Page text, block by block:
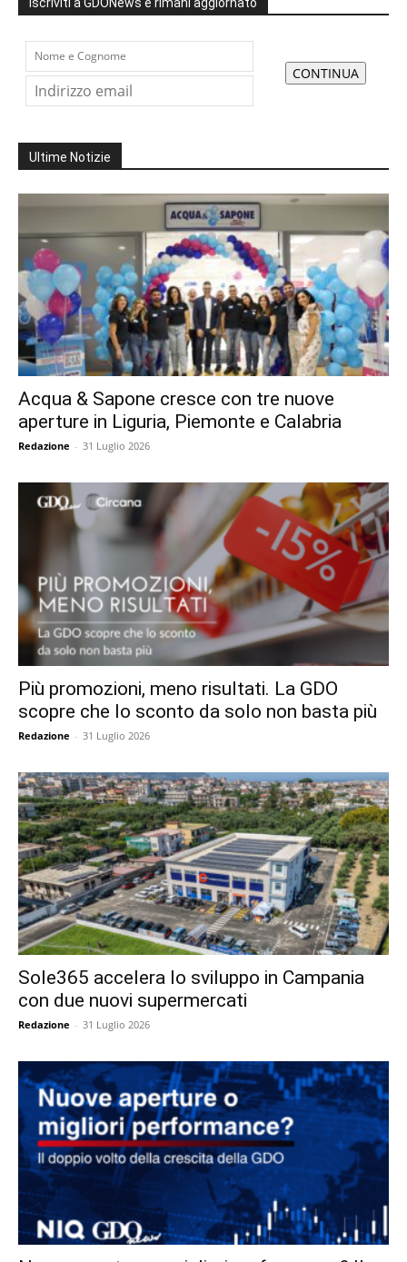
Ultime Notizie
Acqua & Sapone cresce con tre nuove
aperture in Liguria, Piemonte e Calabria
Redazione - 31 Luglio 2026
Più promozioni, meno risultati. La GDO
scopre che lo sconto da solo non basta più
Redazione - 31 Luglio 2026
Sole365 accelera lo sviluppo in Campania
con due nuovi supermercati
Redazione - 31 Luglio 2026